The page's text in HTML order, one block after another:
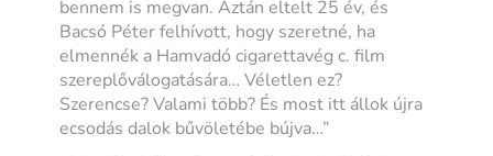
bennem is megvan. Aztán eltelt 25 év, és
Bacsó Péter felhívott, hogy szeretné, ha
elmennék a Hamvadó cigarettavég c. film
szereplőválogatására… Véletlen ez?
Szerencse? Valami több? És most itt állok újra
ecsodás dalok bűvöletébe bújva…”